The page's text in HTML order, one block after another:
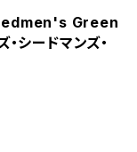
Green
シードマンズ・